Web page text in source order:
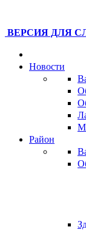
ВЕРСИЯ ДЛЯ
Новости
Район